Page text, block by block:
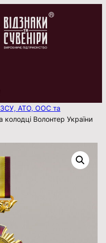
ЗСУ, АТО, ООС та
колодці Волонтер України